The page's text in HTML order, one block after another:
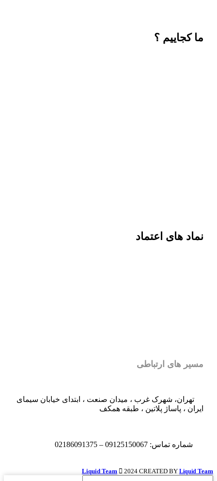
ما کجاییم ؟
نماد های اعتماد
مسیر های ارتباطی
تهران، شهرک غرب ، میدان صنعت ، ابتدای خیابان سیمای
ایران ، پاساژ پلاتین ، طبقه همکف
شماره تماس: 09125150067 – 02186091375
Liquid Team 2024 CREATED BY Liquid Team